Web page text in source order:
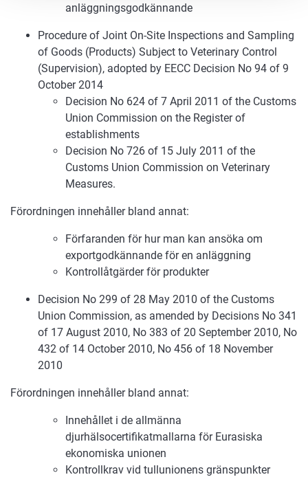
anläggningsgodkännande
Procedure of Joint On-Site Inspections and Sampling
of Goods (Products) Subject to Veterinary Control
(Supervision), adopted by EECC Decision No 94 of 9
October 2014
Decision No 624 of 7 April 2011 of the Customs
Union Commission on the Register of
establishments
Decision No 726 of 15 July 2011 of the
Customs Union Commission on Veterinary
Measures.
Förordningen innehåller bland annat:
Förfaranden för hur man kan ansöka om
exportgodkännande för en anläggning
Kontrollåtgärder för produkter
Decision No 299 of 28 May 2010 of the Customs
Union Commission, as amended by Decisions No 341
of 17 August 2010, No 383 of 20 September 2010, No
432 of 14 October 2010, No 456 of 18 November
2010
Förordningen innehåller bland annat:
Innehållet i de allmänna
djurhälsocertifikatmallarna för Eurasiska
ekonomiska unionen
Kontrollkrav vid tullunionens gränspunkter